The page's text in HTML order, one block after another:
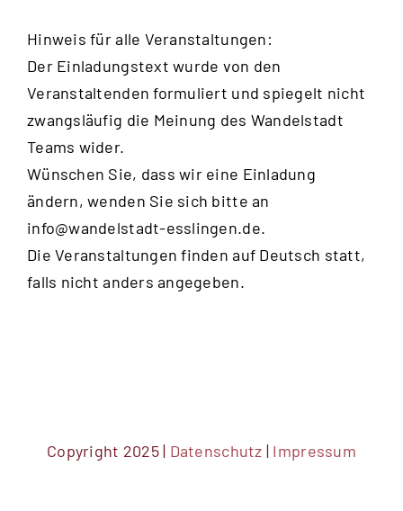
Hinweis für alle Veranstaltungen:
Der Einladungstext wurde von den
Veranstaltenden formuliert und spiegelt nicht
zwangsläufig die Meinung des Wandelstadt
Teams wider.
Wünschen Sie, dass wir eine Einladung
ändern, wenden Sie sich bitte an
info@wandelstadt-esslingen.de.
Die Veranstaltungen finden auf Deutsch statt,
falls nicht anders angegeben.
Copyright 2025 | Datenschutz | Impressum